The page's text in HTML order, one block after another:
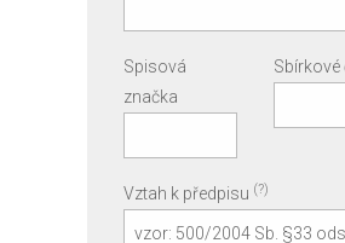
Spisová
značka
Sbírkové
Vztah k předpisu (?)